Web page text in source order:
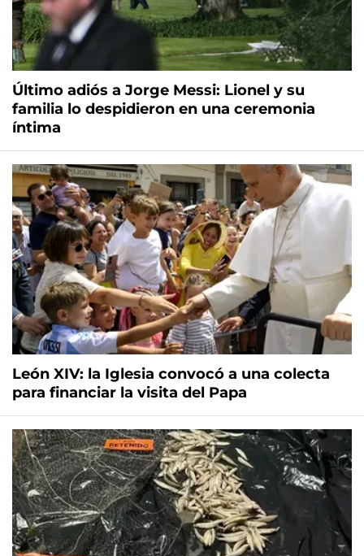
Último adiós a Jorge Messi: Lionel y su
familia lo despidieron en una ceremonia
íntima
León XIV: la Iglesia convocó a una colecta
para financiar la visita del Papa